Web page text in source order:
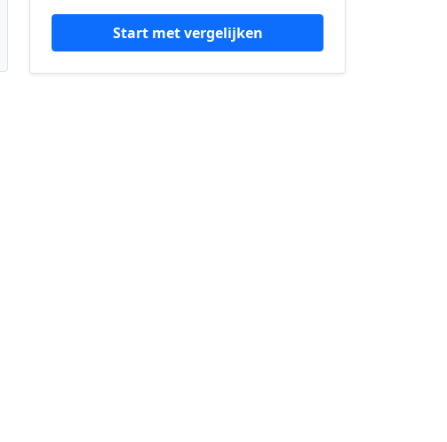
Start met vergelijken